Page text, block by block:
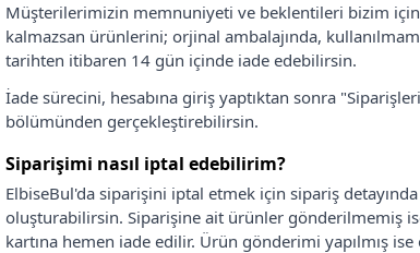
Müşterilerimizin memnuniyeti ve beklentileri bizim
kalmazsan ürünlerini; orjinal ambalajında,
tarihten itibaren 14 gün içinde iade edebilirsin.
İade sürecini, hesabına giriş yaptıktan sonra
bölümünden gerçekleştirebilirsin.
Siparişimi nasıl iptal edebilirim?
ElbiseBul'da siparişini iptal etmek için sipariş
oluşturabilirsin. Siparişine ait ürünler gönderilmemiş
kartına hemen iade edilir. Ürün gönderimi yapılmış